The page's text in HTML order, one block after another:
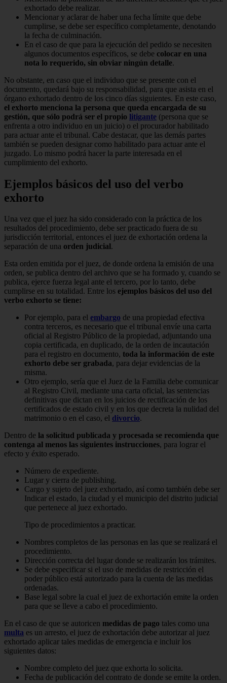
exhortado debe realizar.
Mencionar y aclarar de haber una fecha límite que debe
cumplirse, se debe ser específico completamente, denotando
la fecha de culminación.
En el caso de que para la ejecución del pedido se necesiten
algunos documentos específicos, se debe colocar en una
nota lo requerido, sin obviar ningún detalle.
No obstante, en caso que el individuo que se presente con el
documento, quedará bajo su responsabilidad, para que asista en el
órgano exhortado dentro de los cinco días siguientes. En este caso,
el exhorto menciona la persona que queda encargada de su
gestión, que sólo podrá ser el propio litigante (persona que se
enfrenta a otro individuo en un juicio) o el procurador habilitado
para actuar ante el tribunal. Cabe destacar, que las demás partes
también se pueden designar como habilitado para actuar ante el
juzgado. Lo mismo podrá hacer la parte interesada en el
cumplimiento del exhorto.
Ejemplos básicos del uso del verbo
exhorto
Una vez que el juez ha sido considerado con la práctica de los
resultados del procedimiento, debe ser practicado fuera de su
jurisdicción territorial, entonces el juez de exhortación ordena la
separación de una orden judicial.
Esta orden emitida por el juez, de donde ordena la emisión de una
orden, se publica dentro del archivo que se ha formado y, cuando se
publica, ejerce fuerza legal ante el tercero, por lo tanto, debe
cumplirse en su totalidad. Entre los ejemplos básicos del uso del
verbo exhorto se tiene:
Por ejemplo, para el embargo de una propiedad efectiva
contra terceros, es necesario que el tribunal envíe una carta
oficial al Registro Público de la propiedad, adjuntando una
copia certificada, en duplicado, de la orden de incautación
para el registro en documento, toda la información de este
exhorto debe ser grabada, para dejar evidencias de la
misma.
Otro ejemplo, sería que el Juez de la Familia debe comunicar
al Registro Civil, mediante una carta oficial, las sentencias
definitivas que dictan en los juicios de rectificación de los
certificados de estado civil y en los que decreta la nulidad del
matrimonio o en el caso, el divorcio.
Dentro de la solicitud publicada y procesada se recomienda que
contenga al menos las siguientes instrucciones, para lograr el
efecto y éxito esperado.
Número de expediente.
Lugar y cierra de publishing.
Cargo y sujeto del juez exhortado, así como también debe ser
Indicar el estado, la ciudad y el municipio del distrito judicial
que pertenece al juez exhortado.
Tipo de procedimientos a practicar.
Nombres completos de las personas en las que se realizará el
procedimiento.
Dirección correcta del lugar donde se realizarán los trámites.
Se debe especificar si el uso de medidas de restricción el
poder público está autorizado para la cuenta de las medidas
ordenadas.
Base legal sobre la cual el juez de exhortación emite la orden
para que se lleve a cabo el procedimiento.
En el caso de que se autoricen medidas de pago tales como una
multa es un arresto, el juez de exhortación debe autorizar al juez
exhortado aplicar tales medidas de emergencia e incluir los
siguientes datos:
Nombre completo del juez que exhorta lo solicita.
Fecha de publicación del contrato de donde se emite la orden.